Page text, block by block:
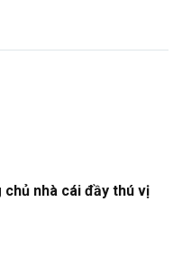
chủ nhà cái đầy thú vị